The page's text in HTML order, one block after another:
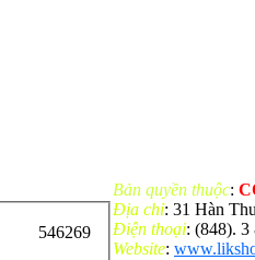
546269
Bản quyền thuộc:
Địa chỉ: 31 Hàn
Điện thoại: (848).
Website: